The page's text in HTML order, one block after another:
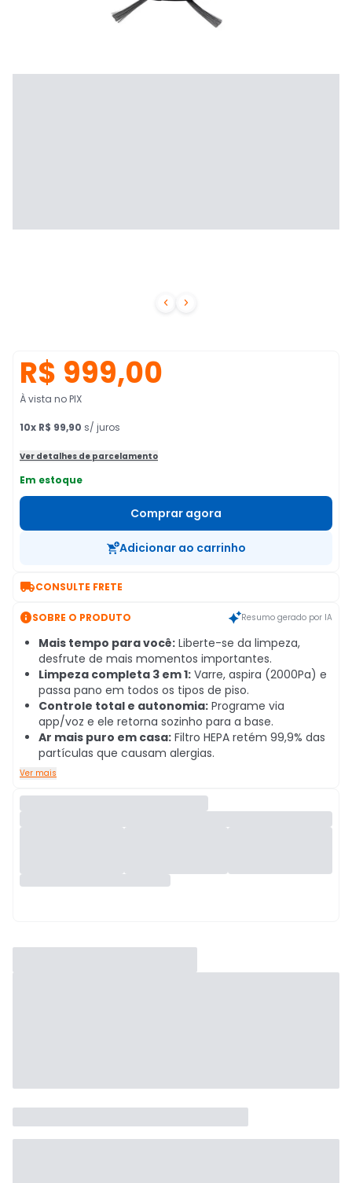
 
R$ 999,00
À vista no PIX
10x R$ 99,90 s/ juros
Ver detalhes de parcelamento
Em estoque
Comprar agora
Adicionar ao carrinho
CONSULTE FRETE
SOBRE O PRODUTO Resumo gerado por IA
Mais tempo para você: Liberte-se da limpeza,
desfrute de mais momentos importantes.
Limpeza completa 3 em 1: Varre, aspira (2000Pa) e
passa pano em todos os tipos de piso.
Controle total e autonomia: Programe via
app/voz e ele retorna sozinho para a base.
Ar mais puro em casa: Filtro HEPA retém 99,9% das
partículas que causam alergias.
Ver mais